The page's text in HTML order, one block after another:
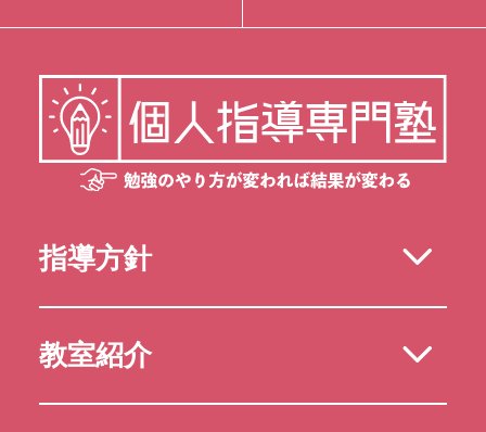
指導方針
教室紹介